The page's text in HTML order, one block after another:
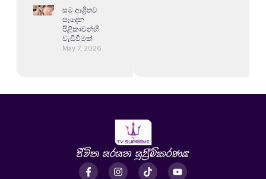
සම ආශ්‍රිතව
සෑදෙන
පිළිකාවන්හි
වැඩිවීමක්
May 7, 2026